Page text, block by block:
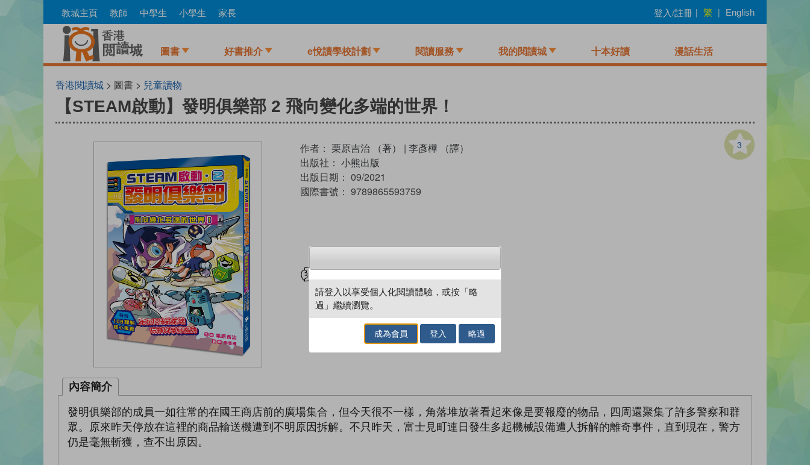
to
教城主頁 教師 中學生 小學生 家長 登入/註冊 | 繁 | English
圖書 好書推介 e悅讀學校計劃 閱讀服務 我的閱讀城 十本好讀 漫話生活
香港閱讀城 > 圖書 > 兒童讀物
【STEAM啟動】發明俱樂部 2 飛向變化多端的世界！
3
作者： 栗原吉治 （著） | 李彥樺 （譯）
出版社： 小熊出版
出版日期： 09/2021
國際書號： 9789865593759
內容簡介
發明俱樂部的成員一如往常的在國王商店前的廣場集合，但今天很不一樣，角落堆放著看起來像是要報廢的物品，四周還聚集了許多警察和群
眾。原來昨天停放在這裡的商品輸送機遭到不明原因拆解。不只昨天，富士見町連日發生多起機械設備遭人拆解的離奇事件，直到現在，警方
仍是毫無斬獲，查不出原因。
請登入以享受個人化閱讀體驗，或按「略
過」繼續瀏覽。
成為會員 登入 略過